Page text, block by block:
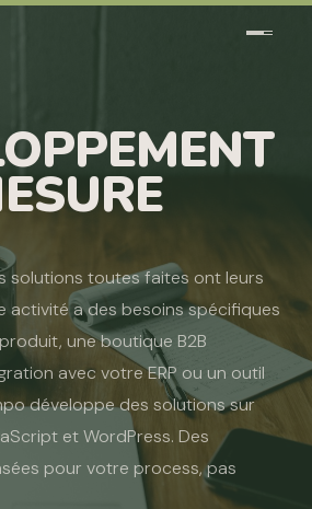
solutions toutes faites ont leurs
activité a des besoins spécifiques
une boutique B2B
avec votre ERP ou un outil
développe des solutions sur
et WordPress. Des
pour votre process, pas